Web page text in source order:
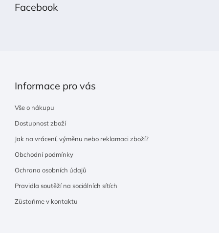
Facebook
Informace pro vás
Vše o nákupu
Dostupnost zboží
Jak na vrácení, výměnu nebo reklamaci zboží?
Obchodní podmínky
Ochrana osobních údajů
Pravidla soutěží na sociálních sítích
Zůstaňme v kontaktu